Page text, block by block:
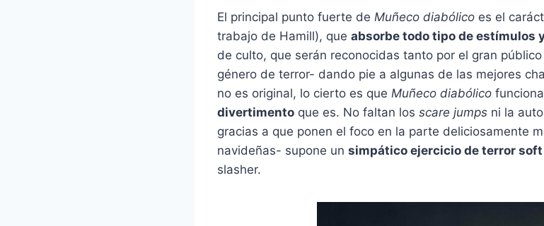
El principal punto fuerte de Muñeco diabólico es el
trabajo de Hamill), que absorbe todo tipo de estímulos
de culto, que serán reconocidas tanto por el gran
género de terror- dando pie a algunas de las mejores
no es original, lo cierto es que Muñeco diabólico
divertimento que es. No faltan los scare jumps ni la
gracias a que ponen el foco en la parte deliciosamente
navideñas- supone un simpático ejercicio de terror soft
slasher.